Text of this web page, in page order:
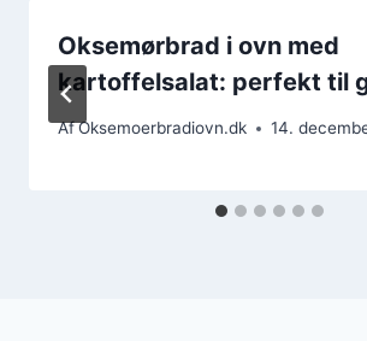
Oksemørbrad i ovn med
kartoffelsalat: perfekt til
AfOksemoerbradiovn.dk 14.